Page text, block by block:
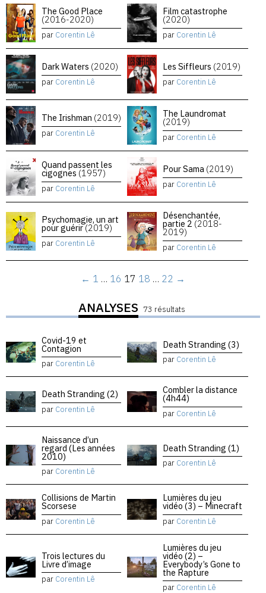
The Good Place
(2016-2020)
par Corentin Lê
Film catastrophe
(2020)
par Corentin Lê
Dark Waters (2020)
par Corentin Lê
Les Siffleurs (2019)
par Corentin Lê
The Irishman (2019)
par Corentin Lê
The Laundromat
(2019)
par Corentin Lê
Quand passent les
cigognes (1957)
par Corentin Lê
Pour Sama (2019)
par Corentin Lê
Psychomagie, un art
pour guérir(2019)
par Corentin Lê
Désenchantée,
partie 2 (2018-
2019)
par Corentin Lê
← 1 … 16 17 18 … 22 →
ANALYSES 73 résultats
Covid-19 et
Contagion
par Corentin Lê
Death Stranding (3)
par Corentin Lê
Death Stranding (2)
par Corentin Lê
Combler la distance
(4h44)
par Corentin Lê
Naissance d’un
regard (Les années
2010)
par Corentin Lê
Death Stranding (1)
par Corentin Lê
Collisions de Martin
Scorsese
par Corentin Lê
Lumières du jeu
vidéo (3) – Minecraft
par Corentin Lê
Trois lectures du
Livre d’image
par Corentin Lê
Lumières du jeu
vidéo (2) –
Everybody’s Gone to
the Rapture
par Corentin Lê